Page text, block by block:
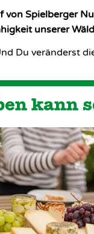
von Spielberger
unserer
Du veränderst
kann